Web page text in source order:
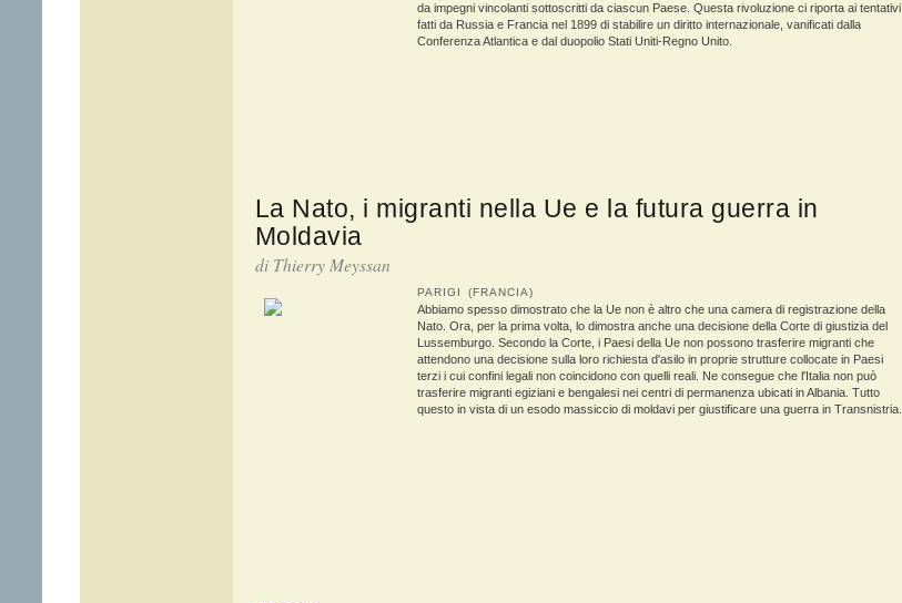
da impegni vincolanti sottoscritti da ciascun Paese. Questa rivoluzione ci riporta ai tentativi
fatti da Russia e Francia nel 1899 di stabilire un diritto internazionale, vanificati dalla
Conferenza Atlantica e dal duopolio Stati Uniti-Regno Unito.
La Nato, i migranti nella Ue e la futura guerra in
Moldavia
di Thierry Meyssan
PARIGI (FRANCIA)
Abbiamo spesso dimostrato che la Ue non è altro che una camera di registrazione della
Nato. Ora, per la prima volta, lo dimostra anche una decisione della Corte di giustizia del
Lussemburgo. Secondo la Corte, i Paesi della Ue non possono trasferire migranti che
attendono una decisione sulla loro richiesta d'asilo in proprie strutture collocate in Paesi
terzi i cui confini legali non coincidono con quelli reali. Ne consegue che l'Italia non può
trasferire migranti egiziani e bengalesi nei centri di permanenza ubicati in Albania. Tutto
questo in vista di un esodo massiccio di moldavi per giustificare una guerra in Transnistria.